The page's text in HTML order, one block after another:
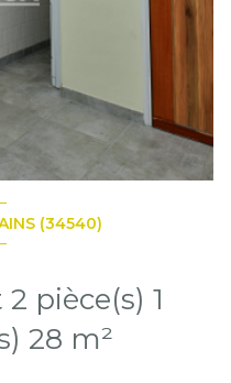
(34540)
chambre(s) 28 m²